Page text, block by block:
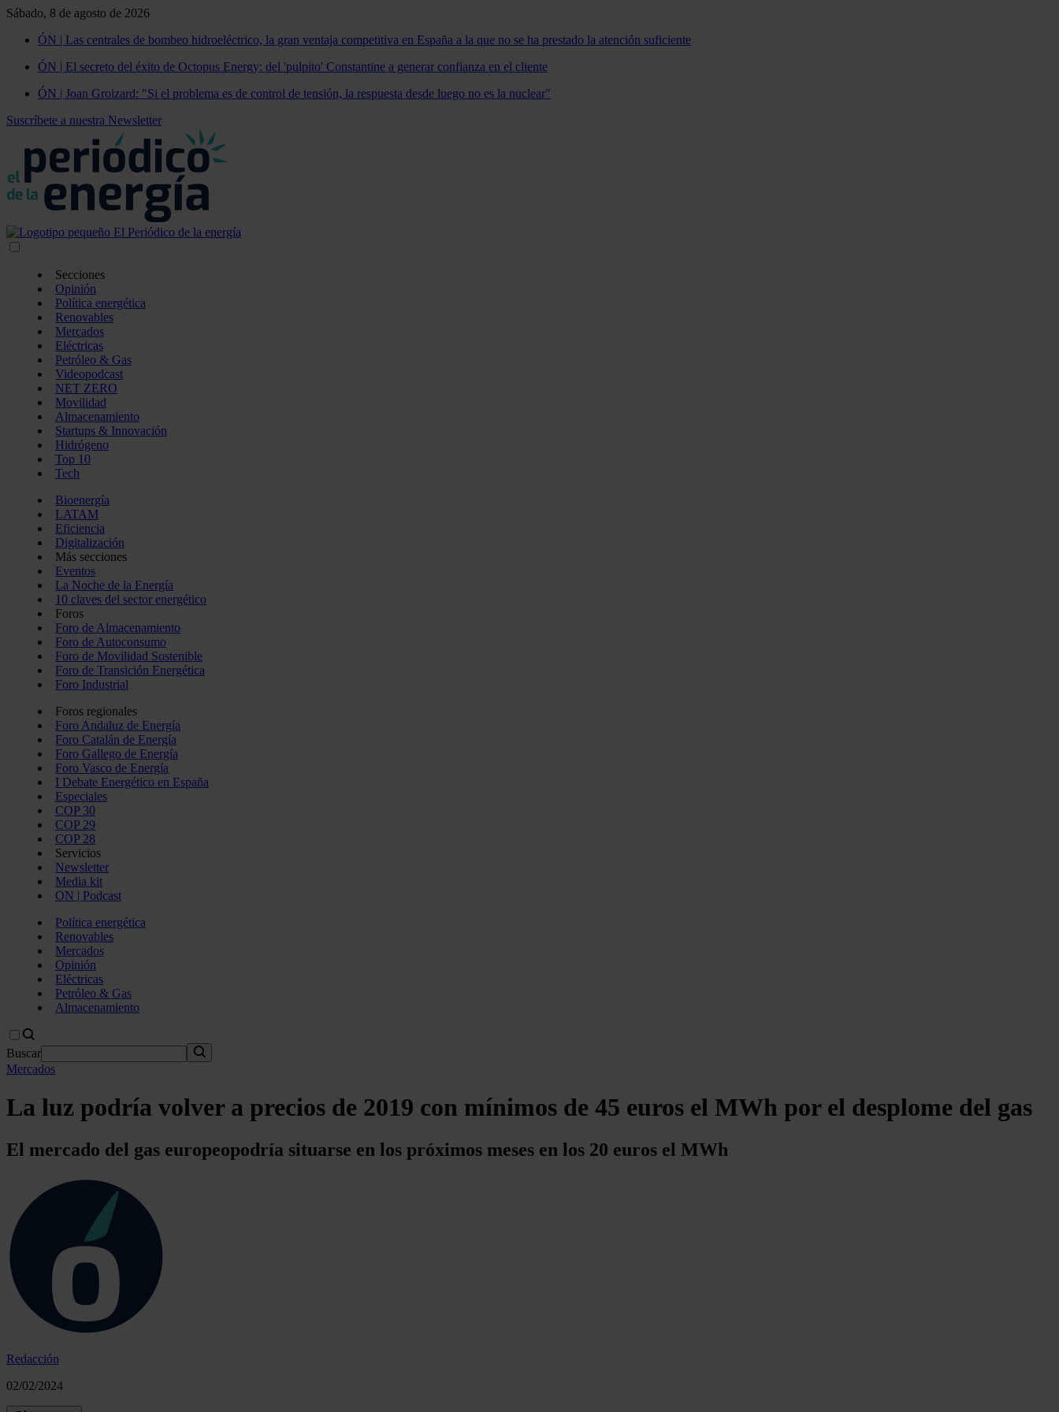
Sábado, 8 de agosto de 2026
ÓN | Las centrales de bombeo hidroeléctrico, la gran ventaja competitiva en España a la que no se ha prestado la atención suficiente
ÓN | El secreto del éxito de Octopus Energy: del 'pulpito' Constantine a generar confianza en el cliente
ÓN | Joan Groizard: "Si el problema es de control de tensión, la respuesta desde luego no es la nuclear"
Suscríbete a nuestra Newsletter
Secciones
Opinión
Política energética
Renovables
Mercados
Eléctricas
Petróleo & Gas
Videopodcast
NET ZERO
Movilidad
Almacenamiento
Startups & Innovación
Hidrógeno
Top 10
Tech
Bioenergía
LATAM
Eficiencia
Digitalización
Más secciones
Eventos
La Noche de la Energía
10 claves del sector energético
Foros
Foro de Almacenamiento
Foro de Autoconsumo
Foro de Movilidad Sostenible
Foro de Transición Energética
Foro Industrial
Foros regionales
Foro Andaluz de Energía
Foro Catalán de Energía
Foro Gallego de Energía
Foro Vasco de Energía
I Debate Energético en España
Especiales
COP 30
COP 29
COP 28
Servicios
Newsletter
Media kit
ON | Podcast
Política energética
Renovables
Mercados
Opinión
Eléctricas
Petróleo & Gas
Almacenamiento
Buscar
Mercados
La luz podría volver a precios de 2019 con mínimos de 45 euros el MWh por el desplome del gas
El mercado del gas europeopodría situarse en los próximos meses en los 20 euros el MWh
Redacción
02/02/2024